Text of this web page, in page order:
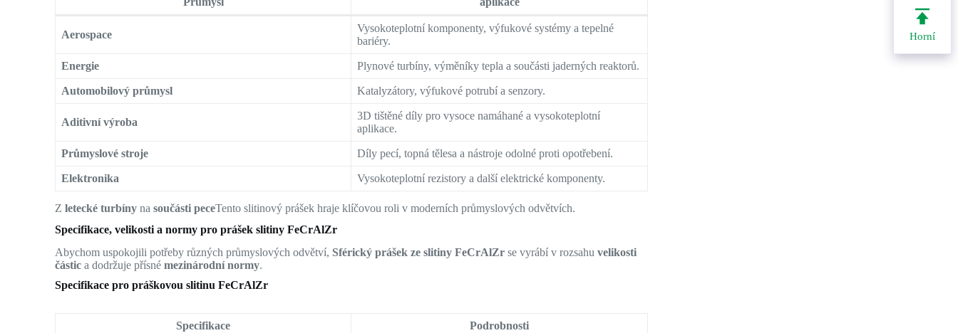
Horní
Aerospace
Vysokoteplotní komponenty, výfukové systémy a tepelné
bariéry.
Energie Plynové turbíny, výměníky tepla a součásti jaderných reaktorů.
Automobilový průmysl Katalyzátory, výfukové potrubí a senzory.
Aditivní výroba
3D tištěné díly pro vysoce namáhané a vysokoteplotní
aplikace.
Průmyslové stroje Díly pecí, topná tělesa a nástroje odolné proti opotřebení.
Elektronika Vysokoteplotní rezistory a další elektrické komponenty.
Zletecké turbíny nasoučásti peceTento slitinový prášek hraje klíčovou roli v moderních průmyslových odvětvích.
Specifikace, velikosti a normy pro prášek slitiny FeCrAlZr
Abychom uspokojili potřeby různých průmyslových odvětví, Sférický prášek ze slitiny FeCrAlZr se vyrábí v rozsahuvelikosti
částic a dodržuje přísnémezinárodní normy.
Specifikace pro práškovou slitinu FeCrAlZr
Specifikace Podrobnosti